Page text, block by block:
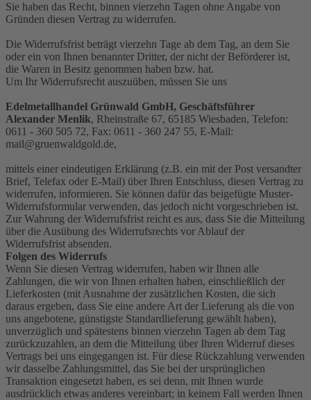
Sie haben das Recht, binnen vierzehn Tagen ohne Angabe von
Gründen diesen Vertrag zu widerrufen.
Die Widerrufsfrist beträgt vierzehn Tage ab dem Tag, an dem Sie
oder ein von Ihnen benannter Dritter, der nicht der Beförderer ist,
die Waren in Besitz genommen haben bzw. hat.
Um Ihr Widerrufsrecht auszuüben, müssen Sie uns
Edelmetallhandel Grünwald GmbH, Geschäftsführer
Alexander Menlik, Rheinstraße 67, 65185 Wiesbaden, Telefon:
0611 - 360 505 72, Fax: 0611 - 360 247 55, E-Mail:
mail@gruenwaldgold.de,
mittels einer eindeutigen Erklärung (z.B. ein mit der Post versandter
Brief, Telefax oder E-Mail) über Ihren Entschluss, diesen Vertrag zu
widerrufen, informieren. Sie können dafür das beigefügte Muster-
Widerrufsformular verwenden, das jedoch nicht vorgeschrieben ist.
Zur Wahrung der Widerrufsfrist reicht es aus, dass Sie die Mitteilung
über die Ausübung des Widerrufsrechts vor Ablauf der
Widerrufsfrist absenden.
Folgen des Widerrufs
Wenn Sie diesen Vertrag widerrufen, haben wir Ihnen alle
Zahlungen, die wir von Ihnen erhalten haben, einschließlich der
Lieferkosten (mit Ausnahme der zusätzlichen Kosten, die sich
daraus ergeben, dass Sie eine andere Art der Lieferung als die von
uns angebotene, günstigste Standardlieferung gewählt haben),
unverzüglich und spätestens binnen vierzehn Tagen ab dem Tag
zurückzuzahlen, an dem die Mitteilung über Ihren Widerruf dieses
Vertrags bei uns eingegangen ist. Für diese Rückzahlung verwenden
wir dasselbe Zahlungsmittel, das Sie bei der ursprünglichen
Transaktion eingesetzt haben, es sei denn, mit Ihnen wurde
ausdrücklich etwas anderes vereinbart; in keinem Fall werden Ihnen